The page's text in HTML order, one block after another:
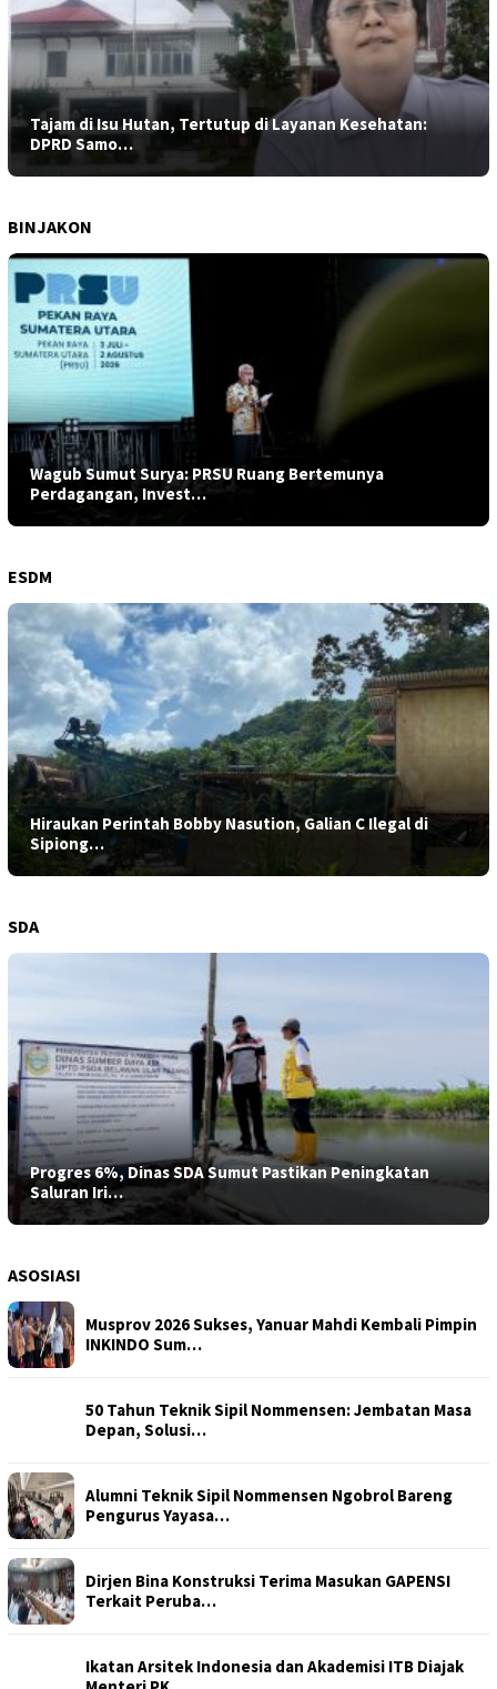
Tajam di Isu Hutan, Tertutup di Layanan Kesehatan:
DPRD Samo…
BINJAKON
Wagub Sumut Surya: PRSU Ruang Bertemunya
Perdagangan, Invest…
ESDM
Hiraukan Perintah Bobby Nasution, Galian C Ilegal di
Sipiong…
SDA
Progres 6%, Dinas SDA Sumut Pastikan Peningkatan
Saluran Iri…
ASOSIASI
Musprov 2026 Sukses, Yanuar Mahdi Kembali Pimpin
INKINDO Sum…
50 Tahun Teknik Sipil Nommensen: Jembatan Masa
Depan, Solusi…
Alumni Teknik Sipil Nommensen Ngobrol Bareng
Pengurus Yayasa…
Dirjen Bina Konstruksi Terima Masukan GAPENSI
Terkait Peruba…
Ikatan Arsitek Indonesia dan Akademisi ITB Diajak